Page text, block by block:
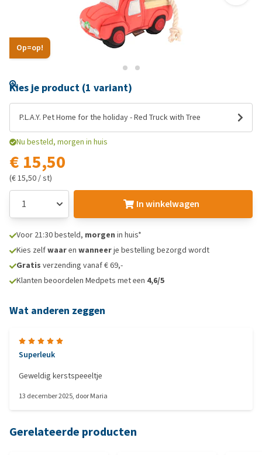
Op=op!
Kies je product (1 variant)
P.L.A.Y. Pet Home for the holiday - Red Truck with Tree
Nu besteld, morgen in huis
€ 15,50
(€ 15,50 / st)
In winkelwagen
Voor 21:30 besteld, morgen in huis*
Kies zelfwaaren wanneerje bestelling bezorgd wordt
Gratis verzending vanaf € 69,-
Klanten beoordelen Medpets met een 4,6/5
Wat anderen zeggen
Superleuk
Geweldig kerstspeeeltje
13 december 2025, doorMaria
Gerelateerde producten